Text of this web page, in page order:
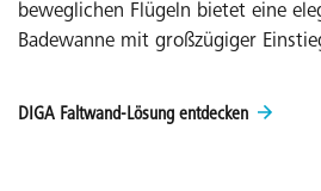
beweglichen Flügeln bietet eine
Badewanne mit großzügiger
DIGA Faltwand-Lösung entdecken